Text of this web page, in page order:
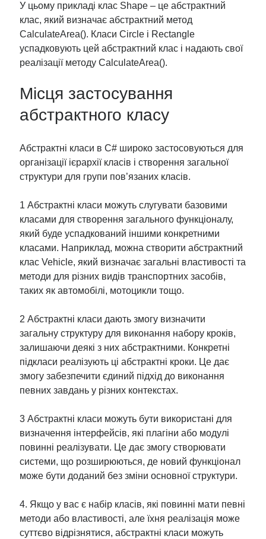
У цьому прикладі клас Shape – це абстрактний
клас, який визначає абстрактний метод
CalculateArea(). Класи Circle і Rectangle
успадковують цей абстрактний клас і надають свої
реалізації методу CalculateArea().
Місця застосування
абстрактного класу
Абстрактні класи в C# широко застосовуються для
організації ієрархії класів і створення загальної
структури для групи пов’язаних класів.
1 Абстрактні класи можуть слугувати базовими
класами для створення загального функціоналу,
який буде успадкований іншими конкретними
класами. Наприклад, можна створити абстрактний
клас Vehicle, який визначає загальні властивості та
методи для різних видів транспортних засобів,
таких як автомобілі, мотоцикли тощо.
2 Абстрактні класи дають змогу визначити
загальну структуру для виконання набору кроків,
залишаючи деякі з них абстрактними. Конкретні
підкласи реалізують ці абстрактні кроки. Це дає
змогу забезпечити єдиний підхід до виконання
певних завдань у різних контекстах.
3 Абстрактні класи можуть бути використані для
визначення інтерфейсів, які плагіни або модулі
повинні реалізувати. Це дає змогу створювати
системи, що розширюються, де новий функціонал
може бути доданий без зміни основної структури.
4. Якщо у вас є набір класів, які повинні мати певні
методи або властивості, але їхня реалізація може
суттєво відрізнятися, абстрактні класи можуть